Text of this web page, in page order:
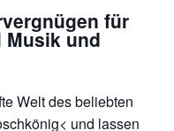
für
Musik und
Welt des beliebten
und lassen